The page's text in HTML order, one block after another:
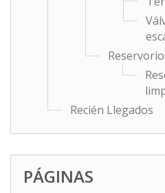
Recién Llegados
PÁGINAS